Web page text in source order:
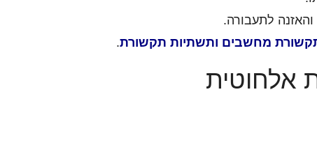
לתעבורה.
מחשבים ותשתיות תקשורת
אלחוטית